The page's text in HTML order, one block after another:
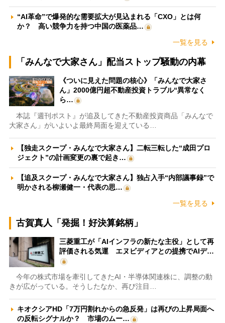
“AI革命”で爆発的な需要拡大が見込まれる「CXO」とは何
か？ 高い競争力を持つ中国の医薬品…
一覧を見る
「みんなで大家さん」配当ストップ騒動の内幕
《ついに見えた問題の核心》「みんなで大家さ
ん」2000億円超不動産投資トラブル“異常なく
ら…
本誌『週刊ポスト』が追及してきた不動産投資商品「みんなで
大家さん」がいよいよ最終局面を迎えている…
【独走スクープ・みんなで大家さん】二転三転した“成田プロ
ジェクト”の計画変更の裏で起き…
【追及スクープ・みんなで大家さん】独占入手“内部議事録”で
明かされる柳瀬健一・代表の思…
一覧を見る
古賀真人「発掘！好決算銘柄」
三菱重工が「AIインフラの新たな主役」として再
評価される気運 エヌビディアとの提携でAIデ…
今年の株式市場を牽引してきたAI・半導体関連株に、調整の動
きが広がっている。そうしたなか、再び注目…
キオクシアHD「7万円割れからの急反発」は再びの上昇局面へ
の反転シグナルか？ 市場のムー…